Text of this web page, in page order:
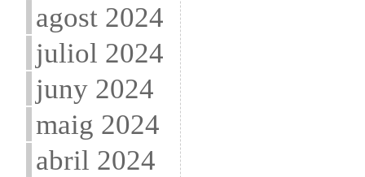
agost 2024
juliol 2024
juny 2024
maig 2024
abril 2024